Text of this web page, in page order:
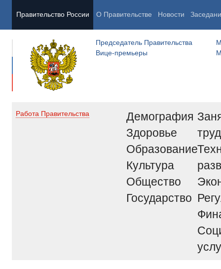
Правительство России О Правительстве Новости
Председатель Правительства
Вице-премьеры
Работа Правительства
Демография
Здоровье
Образование
Культура
Общество
Государство
труд